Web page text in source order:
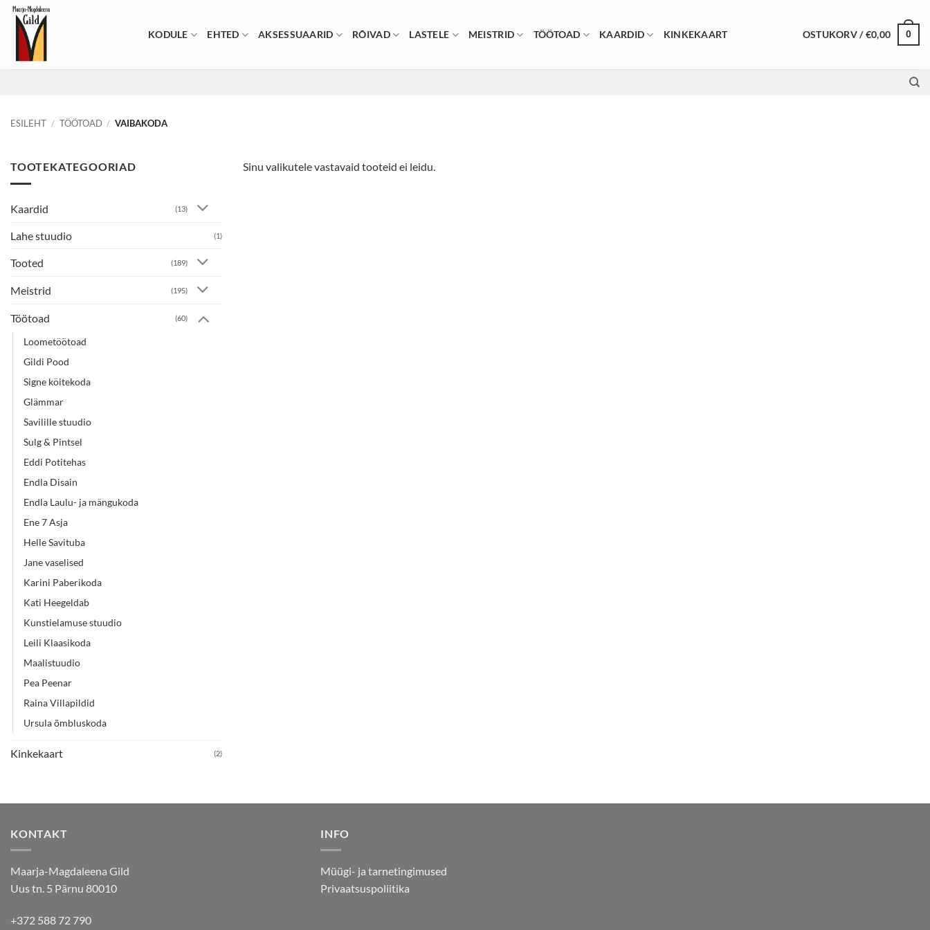
Skip
content
KODULE EHTED AKSESSUAARID RÕIVAD LASTELE MEISTRID TÖÖTOAD KAARDID KINKEKAART OSTUKORV /€0,00 0
ESILEHT / TÖÖTOAD / VAIBAKODA
TOOTEKATEGOORIAD
Kaardid (13)
Lahe stuudio (1)
Tooted (189)
Meistrid (195)
Töötoad (60)
Loometöötoad
Gildi Pood
Signe köitekoda
Glämmar
Savilille stuudio
Sulg & Pintsel
Eddi Potitehas
Endla Disain
Endla Laulu- ja mängukoda
Ene 7 Asja
Helle Savituba
Jane vaselised
Karini Paberikoda
Kati Heegeldab
Kunstielamuse stuudio
Leili Klaasikoda
Maalistuudio
Pea Peenar
Raina Villapildid
Ursula õmbluskoda
Kinkekaart (2)
Sinu valikutele vastavaid tooteid ei leidu.
KONTAKT
Maarja-Magdaleena Gild
Uus tn. 5 Pärnu 80010
+372 588 72 790
INFO
Müügi- ja tarnetingimused
Privaatsuspoliitika